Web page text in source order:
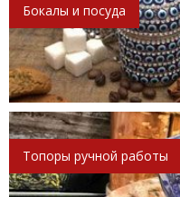
Бокалы и посуда
Топоры ручной работы